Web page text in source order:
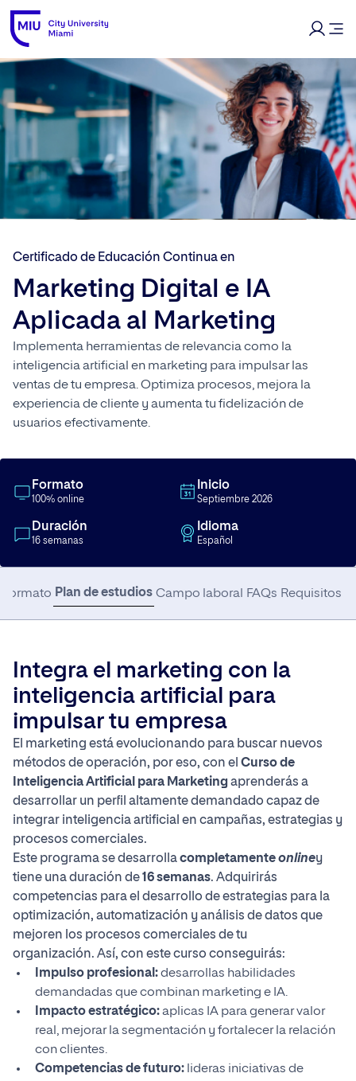
Certificado de Educación Continua en
Marketing Digital e IA
Aplicada al Marketing
Implementa herramientas de relevancia como la
inteligencia artificial en marketing para impulsar las
ventas de tu empresa. Optimiza procesos, mejora la
experiencia de cliente y aumenta tu fidelización de
usuarios efectivamente.
Formato
100% online
Inicio
Septiembre 2026
Duración
16 semanas
Idioma
Español
Formato Plan de estudios Campo laboral FAQs Requisitos
Integra el marketing con la
inteligencia artificial para
impulsar tu empresa
El marketing está evolucionando para buscar nuevos
métodos de operación, por eso, con el Curso de
Inteligencia Artificial para Marketingaprenderás a
desarrollar un perfil altamente demandado capaz de
integrar inteligencia artificial en campañas, estrategias y
procesos comerciales.
Este programa se desarrollacompletamenteonliney
tiene una duración de16 semanas. Adquirirás
competencias para el desarrollo de estrategias para la
optimización, automatización y análisis de datos que
mejoren los procesos comerciales de tu
organización. Así, con este curso conseguirás:
Impulso profesional:desarrollas habilidades
demandadas que combinan marketing e IA.
Impacto estratégico:aplicas IA para generar valor
real, mejorar la segmentación y fortalecer la relación
con clientes.
Competencias de futuro: lideras iniciativas de